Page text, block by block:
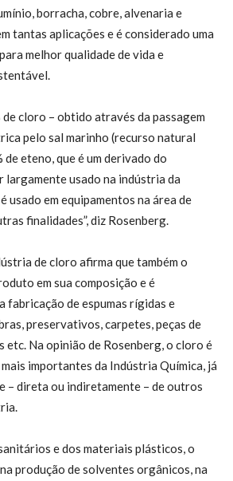
borracha, cobre, alvenaria e
tantas aplicações e é considerado uma
melhor qualidade de vida e
de cloro – obtido através da passagem
pelo sal marinho (recurso natural
eteno, que é um derivado do
largamente usado na indústria da
usado em equipamentos na área de
finalidades”, diz Rosenberg.
de cloro afirma que também o
em sua composição e é
fabricação de espumas rígidas e
preservativos, carpetes, peças de
Na opinião de Rosenberg, o cloro é
importantes da Indústria Química, já
– direta ou indiretamente – de outros
e dos materiais plásticos, o
produção de solventes orgânicos, na